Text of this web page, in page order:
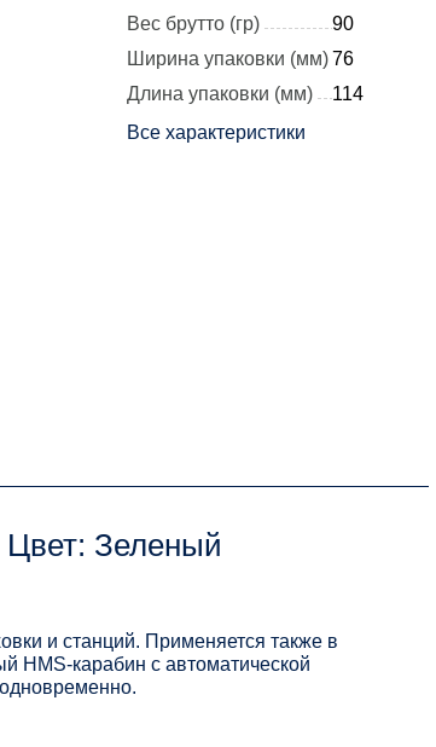
Вес брутто (гр)
90
Ширина упаковки (мм)76
Длина упаковки (мм)
114
Все характеристики
Зеленый
и станций. Применяется также в
HMS-карабин с автоматической